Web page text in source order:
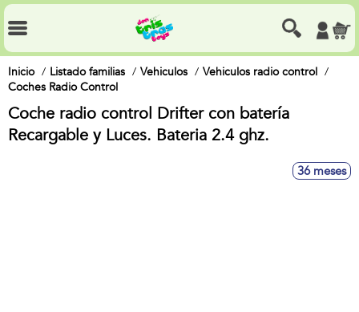
Inicio Listado familias Vehiculos
Vehiculos radio control
Coches Radio Control
Coche radio control Drifter con batería
Recargable y Luces. Bateria 2.4 ghz.
36 meses